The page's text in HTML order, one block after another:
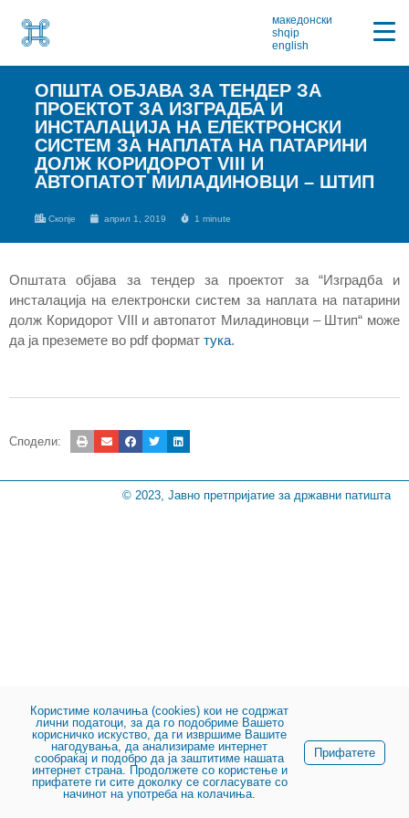
македонски
shqip
english
ОПШТА ОБЈАВА ЗА ТЕНДЕР ЗА
ПРОЕКТОТ ЗА ИЗГРАДБА И
ИНСТАЛАЦИЈА НА ЕЛЕКТРОНСКИ
СИСТЕМ ЗА НАПЛАТА НА ПАТАРИНИ
ДОЛЖ КОРИДОРОТ VIII И
АВТОПАТОТ МИЛАДИНОВЦИ – ШТИП
Скопје април 1, 2019 1 minute
Општата објава за тендер за проектот за “Изградба и
инсталација на електронски систем за наплата на патарини
долж Коридорот VIII и автопатот Миладиновци – Штип“ може
да ја преземете во pdf формат тука.
Сподели:
© 2023, Јавно претпријатие за државни патишта
Користиме колачиња (cookies) кои не содржат
лични податоци, за да го подобриме Вашето
корисничко искуство, да ги извршиме Вашите
нагодувања, да анализираме интернет
сообраќај и подобро да ја заштитиме нашата
интернет страна. Продолжете со користење и
прифатете ги сите доколку се согласувате со
начинот на употреба на колачиња.
Прифатете